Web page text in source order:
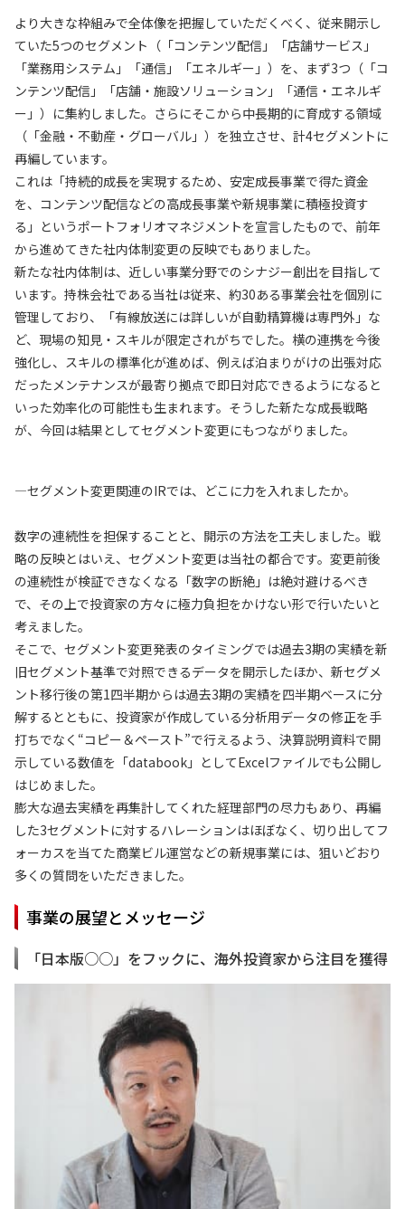
より大きな枠組みで全体像を把握していただくべく、従来開示し
ていた5つのセグメント（「コンテンツ配信」「店舗サービス」
「業務用システム」「通信」「エネルギー」）を、まず3つ（「コ
ンテンツ配信」「店舗・施設ソリューション」「通信・エネルギ
ー」）に集約しました。さらにそこから中長期的に育成する領域
（「金融・不動産・グローバル」）を独立させ、計4セグメントに
再編しています。
これは「持続的成長を実現するため、安定成長事業で得た資金
を、コンテンツ配信などの高成長事業や新規事業に積極投資す
る」というポートフォリオマネジメントを宣言したもので、前年
から進めてきた社内体制変更の反映でもありました。
新たな社内体制は、近しい事業分野でのシナジー創出を目指して
います。持株会社である当社は従来、約30ある事業会社を個別に
管理しており、「有線放送には詳しいが自動精算機は専門外」な
ど、現場の知見・スキルが限定されがちでした。横の連携を今後
強化し、スキルの標準化が進めば、例えば泊まりがけの出張対応
だったメンテナンスが最寄り拠点で即日対応できるようになると
いった効率化の可能性も生まれます。そうした新たな成長戦略
が、今回は結果としてセグメント変更にもつながりました。
—セグメント変更関連のIRでは、どこに力を入れましたか。
数字の連続性を担保することと、開示の方法を工夫しました。戦
略の反映とはいえ、セグメント変更は当社の都合です。変更前後
の連続性が検証できなくなる「数字の断絶」は絶対避けるべき
で、その上で投資家の方々に極力負担をかけない形で行いたいと
考えました。
そこで、セグメント変更発表のタイミングでは過去3期の実績を新
旧セグメント基準で対照できるデータを開示したほか、新セグメ
ント移行後の第1四半期からは過去3期の実績を四半期ベースに分
解するとともに、投資家が作成している分析用データの修正を手
打ちでなく“コピー＆ペースト”で行えるよう、決算説明資料で開
示している数値を「databook」としてExcelファイルでも公開し
はじめました。
膨大な過去実績を再集計してくれた経理部門の尽力もあり、再編
した3セグメントに対するハレーションはほぼなく、切り出してフ
ォーカスを当てた商業ビル運営などの新規事業には、狙いどおり
多くの質問をいただきました。
事業の展望とメッセージ
「日本版○○」をフックに、海外投資家から注目を獲得